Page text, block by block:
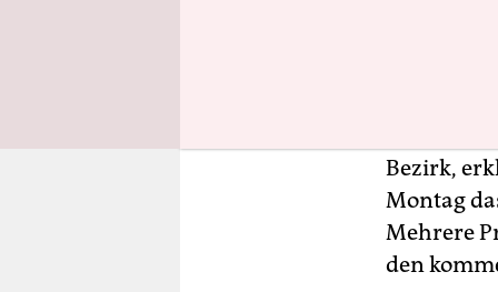
Trotz der
Bezirk,
Montag
Mehrere
den